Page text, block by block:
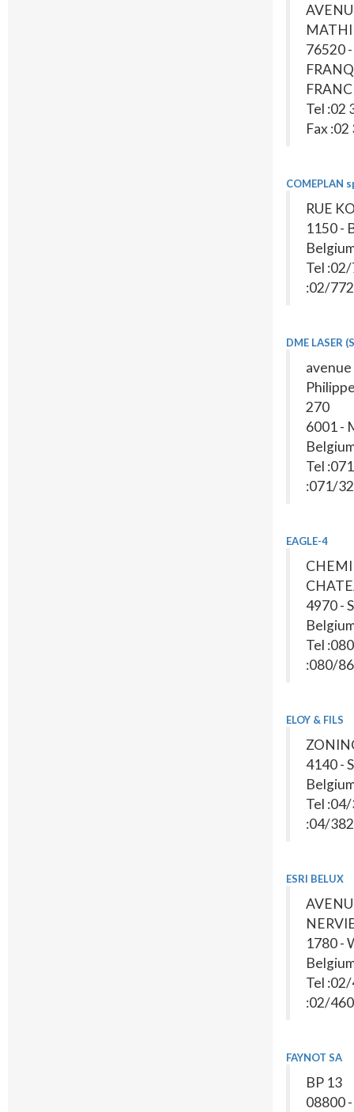
76520 -
Tel :02
Fax :02
COMEPLAN
RUE
1150 -
Tel
:02/
DME LASER
avenue
270
6001 -
Tel
:071/
EAGLE-4
4970 -
Tel
:080/
ELOY & FILS
4140 -
Tel
:04/
ESRI BELUX
1780 -
Tel
:02/
FAYNOT SA
BP 13
08800